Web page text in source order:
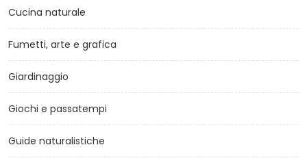
Cucina naturale
Fumetti, arte e grafica
Giardinaggio
Giochi e passatempi
Guide naturalistiche